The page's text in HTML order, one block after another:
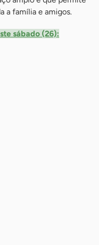
a família e amigos.
sábado (26):